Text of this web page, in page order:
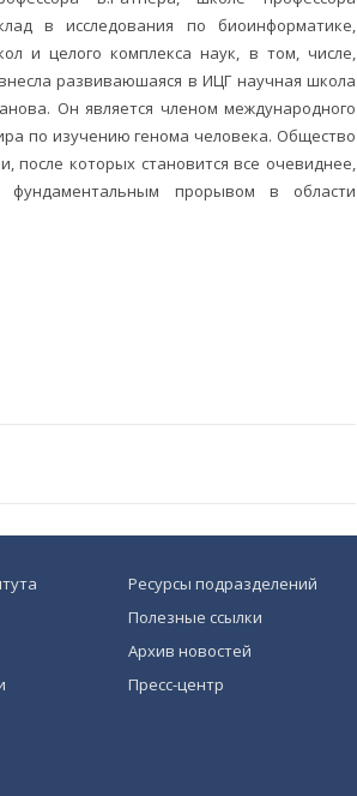
в исследования по биоинформатике,
и целого комплекса наук, в том, числе,
развиваюшаяся в ИЦГ научная школа
Он является членом международного
по изучению генома человека. Общество
которых становится все очевиднее,
прорывом в области
Ресурсы подразделений
Полезные ссылки
Архив новостей
Пресс-центр